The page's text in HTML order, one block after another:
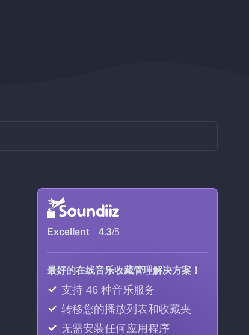
Excellent 4.3/5
最好的在线音乐收藏管理解决方案！
支持 46 种音乐服务
转移您的播放列表和收藏夹
无需安装任何应用程序